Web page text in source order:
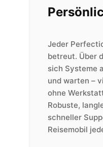
Jeder
betreut. Über
sich Systeme
und warten –
ohne
Robuste,
schneller
Reisemobil